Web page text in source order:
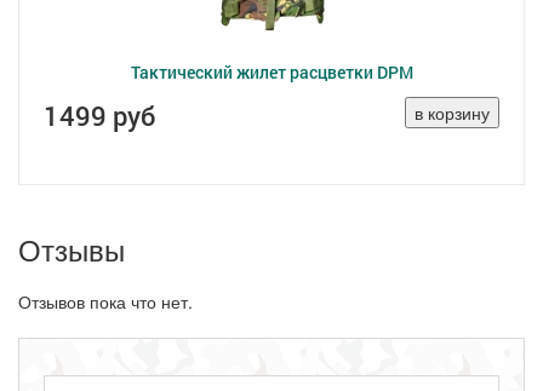
Тактический жилет расцветки DPM
1499 руб
Отзывы
Отзывов пока что нет.